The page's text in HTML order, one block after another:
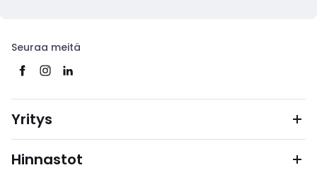
Seuraa meitä
Yritys
Hinnastot